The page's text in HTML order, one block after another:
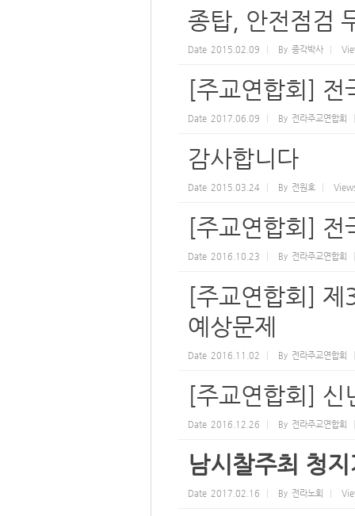
종탑, 안전점검
Date 2015.02.09 By 종각박사
[주교연합회] 전
Date 2017.06.09 By 전라주교연합회
감사합니다
Date 2015.03.24 By 전원호
[주교연합회] 전
Date 2016.10.23 By 전라주교연합회
[주교연합회] 제
예상문제
Date 2016.11.02 By 전라주교연합회
[주교연합회] 신
Date 2016.12.26 By 전라주교연합회
남시찰주최 청
Date 2017.02.16 By 전라노회